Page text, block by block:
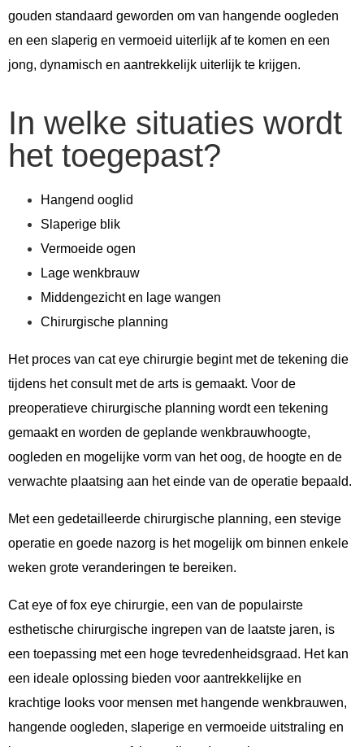
gouden standaard geworden om van hangende oogleden
en een slaperig en vermoeid uiterlijk af te komen en een
jong, dynamisch en aantrekkelijk uiterlijk te krijgen.
In welke situaties wordt
het toegepast?
Hangend ooglid
Slaperige blik
Vermoeide ogen
Lage wenkbrauw
Middengezicht en lage wangen
Chirurgische planning
Het proces van cat eye chirurgie begint met de tekening die
tijdens het consult met de arts is gemaakt. Voor de
preoperatieve chirurgische planning wordt een tekening
gemaakt en worden de geplande wenkbrauwhoogte,
oogleden en mogelijke vorm van het oog, de hoogte en de
verwachte plaatsing aan het einde van de operatie bepaald.
Met een gedetailleerde chirurgische planning, een stevige
operatie en goede nazorg is het mogelijk om binnen enkele
weken grote veranderingen te bereiken.
Cat eye of fox eye chirurgie, een van de populairste
esthetische chirurgische ingrepen van de laatste jaren, is
een toepassing met een hoge tevredenheidsgraad. Het kan
een ideale oplossing bieden voor aantrekkelijke en
krachtige looks voor mensen met hangende wenkbrauwen,
hangende oogleden, slaperige en vermoeide uitstraling en